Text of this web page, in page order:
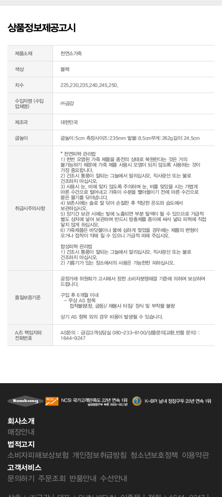
상품정보제공고시
제품소재 천연소가죽
색상 블랙
치수 225,230,235,240,245,250,
수입자명 (수입
업체명)
㈜금강
제조국 대한민국
굽높이 굽높이:5cm 측정사이즈:235mm 발볼:8.5cm무게:262g길이:24.5cm
취급시주의사항
* 천연피혁 관리법
1) 한번 오염된 가죽 제품을 종전의 상태로 복원한다는 것은 거의
불가능하기 때문에 가죽 제품 사용시 오염이 되지 않도록 사용하는 것이
가장 중요합니다.
2) 건조시 통풍이 잘되는 그늘에서 말리십시오. 직사광선 또는 불로
건조하지 마십시오.
3) 사용시 눈, 비에 맞지 않도록 주의하며 눈, 비를 맞았을 시는 가볍게
마른 수건으로 털어내고 가죽이 수분을 빨아들이기 전에 마른 수건으로
묻은 물기를 닦아냅니다.
4) 보존시에는 솔로 잘 닦아 손질한 후 적당한 온도와 습도에서
보관하십시오.
5) 장기간 보관 시에는 빛에 노출되면 부분 탈색이 될 수 있으므로 가급적
별도 상자에 넣어 보관하며 반드시 방충제를 종이에 싸서 넣되 피혁에 직접
닿지 않게 하십시오.
6) 가죽제품은 바닷물이나 물에 심하게 젖었을 경우에는 제품의 변형이
오거나 접착이 약해 질 수 있으니 가급적 피해 주십시오.
합성피혁 관리법
1) 건조시 통풍이 잘되는 그늘에서 말리십시오. 직사광선 또는 불로
건조하지 마십시오.
품질보증기준
공정거래 위원회가 고시에서 정한 소비자분쟁해결 기준에 의하여 보상하여
드립니다.
구입 후 6개월 이내
  - 무상 AS 항목
상기 AS 항목 외의 경우 비용이 발생될 수 있습니다.
A/S 책임자와
전화번호
AS문의 : 금강고객상담실 080-233-8100/상품문의(교환,반품 문의) :
1644-9247
회사소개
매장안내
법적고지
소비자피해보상보험 개인정보취급방침 청소년보호정책 이용약관
고객서비스
문의하기 주문조회 반품안내 수선안내